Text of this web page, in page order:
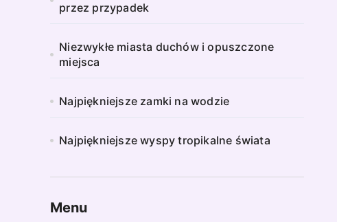
przez przypadek
Niezwykłe miasta duchów i opuszczone
miejsca
Najpiękniejsze zamki na wodzie
Najpiękniejsze wyspy tropikalne świata
Menu